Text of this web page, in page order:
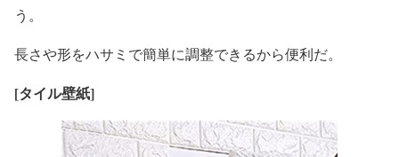
う。
長さや形をハサミで簡単に調整できるから便利だ。
[タイル壁紙]